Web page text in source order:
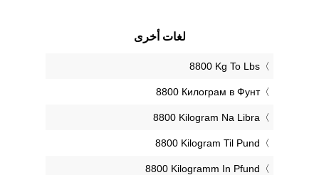
لغات أخرى
‎8800 Kg To Lbs
‎8800 Килограм в Фунт
‎8800 Kilogram Na Libra
‎8800 Kilogram Til Pund
‎8800 Kilogramm In Pfund